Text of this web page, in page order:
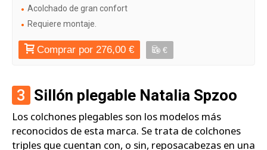
Acolchado de gran confort
Requiere montaje.
Comprar por 276,00 € €
3 Sillón plegable Natalia Spzoo
Los colchones plegables son los modelos más
reconocidos de esta marca. Se trata de colchones
triples que cuentan con, o sin, reposacabezas en una